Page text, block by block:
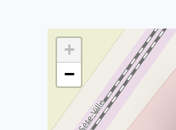
+
−